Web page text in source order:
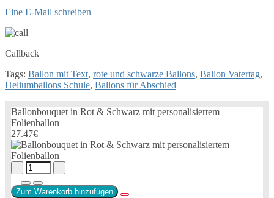
Eine E-Mail schreiben
Callback
Tags: Ballon mit Text, rote und schwarze Ballons, Ballon Vatertag,
Heliumballons Schule, Ballons für Abschied
Ballonbouquet in Rot & Schwarz mit personalisiertem
Folienballon
27.47€
Zum Warenkorb hinzufügen